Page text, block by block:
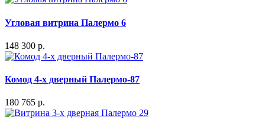
Угловая витрина Палермо 6
148 300 р.
Комод 4-х дверный Палермо-87
180 765 р.